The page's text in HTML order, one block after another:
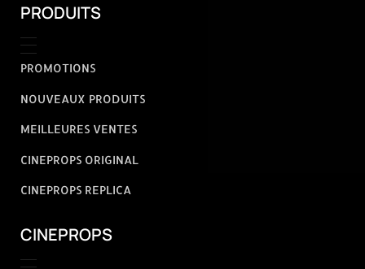
PRODUITS
PROMOTIONS
NOUVEAUX PRODUITS
MEILLEURES VENTES
CINEPROPS ORIGINAL
CINEPROPS REPLICA
CINEPROPS